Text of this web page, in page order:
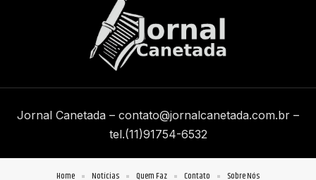
Jornal Canetada – contato@jornalcanetada.com.br –
tel.(11)91754-6532
Home Notícias Quem Faz Contato Sobre Nós